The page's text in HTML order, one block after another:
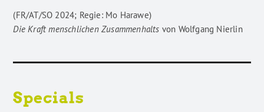
(FR/AT/SO 2024; Regie: Mo Harawe)
Die Kraft menschlichen Zusammenhalts von Wolfgang Nierlin
Specials